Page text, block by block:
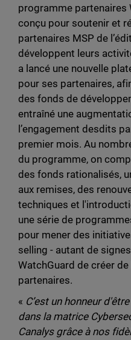
programme partenaires
conçu pour soutenir et
partenaires MSP de
développent leurs
a lancé une nouvelle
pour ses partenaires,
des fonds de
entraîné une
l’engagement desdits
premier mois. Au
du programme, on
des fonds rationalisés,
aux remises, des
techniques et
une série de
pour mener des
selling - autant de
WatchGuard de créer
partenaires.
« C’est un honneur
dans la matrice
Canalys grâce à nos